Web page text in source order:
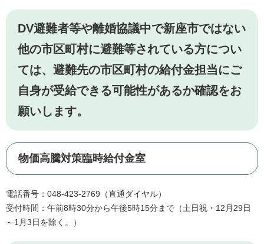
DV避難者等や離婚協議中で新座市ではない
他の市区町村に避難等されている方につい
ては、避難先の市区町村の給付金担当にご
自身が受給できる可能性があるか確認をお
願いします。
物価高騰対策臨時給付金室
電話番号：048-423-2769（直通ダイヤル）
受付時間：午前8時30分から午後5時15分まで（土日祝・12月29日
～1月3日を除く。）